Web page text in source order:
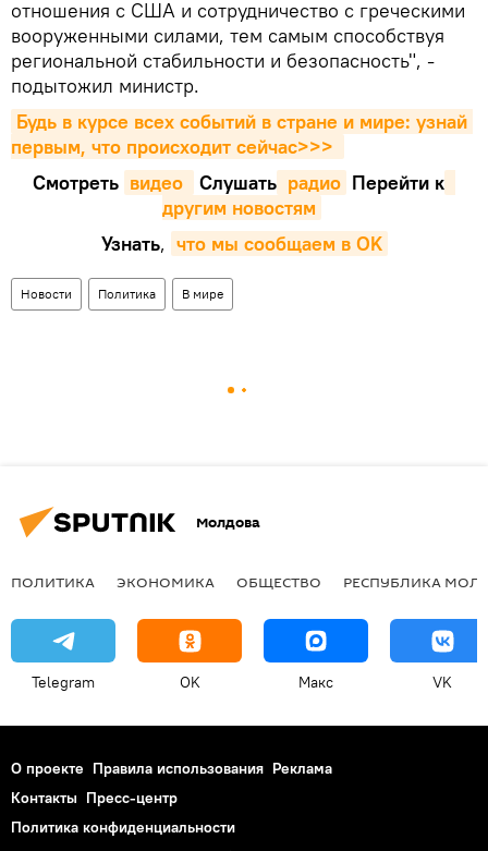
отношения с США и сотрудничество с греческими
вооруженными силами, тем самым способствуя
региональной стабильности и безопасность", -
подытожил министр.
Будь в курсе всех событий в стране и мире: узнай
первым, что происходит сейчаc>>>
Смотреть видео Cлушать радио Перейти к
другим новостям
Узнать, что мы сообщаем в OK
Новости Политика В мире
Молдова
ПОЛИТИКА ЭКОНОМИКА ОБЩЕСТВО РЕСПУБЛИКА
Telegram OK Макс VK
О проекте Правила использования Реклама
Контакты Пресс-центр
Политика конфиденциальности